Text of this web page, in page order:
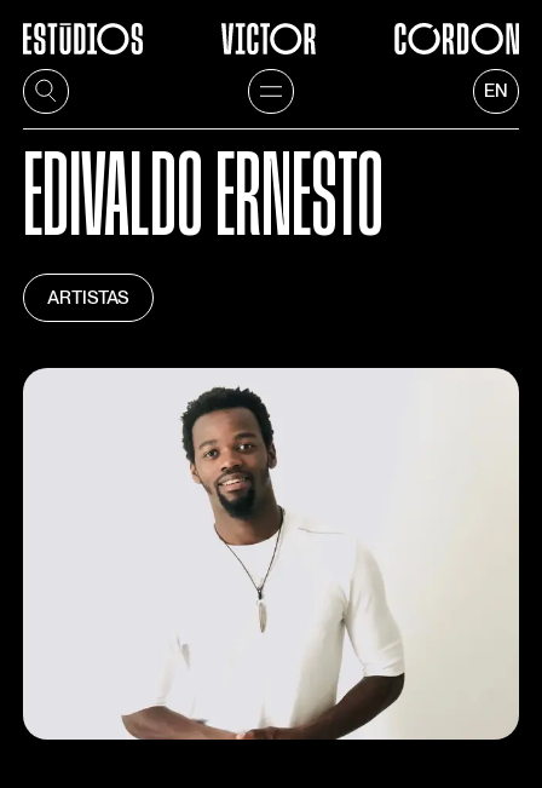
EN
EDIVALDO ERNESTO
ARTISTAS